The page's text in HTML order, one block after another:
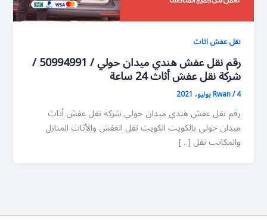
نقل عفش اثاث
رقم نقل عفش هندي ميدان حولي / 50994991 /
شركة نقل عفش أثاث 24 ساعة
Rwan/4 يوليو، 2021
رقم نقل عفش هندي ميدان حولي شركة نقل عفش أثاث
ميدان حولي بالكويت الكويت نقل العفش والأثاث المنازل
والمكاتب نقل […]